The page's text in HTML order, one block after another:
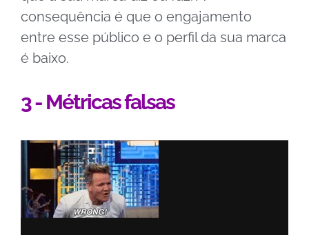
consequência é que o engajamento
entre esse público e o perfil da sua marca
é baixo.
3 - Métricas falsas